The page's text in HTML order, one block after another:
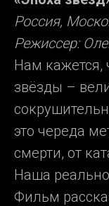
Россия,
Режиссер:
Нам кажется,
звёзды –
это череда
смерти, от
Наша
Фильм